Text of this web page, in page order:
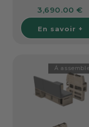
3,690.00 €
En savoir +
Á